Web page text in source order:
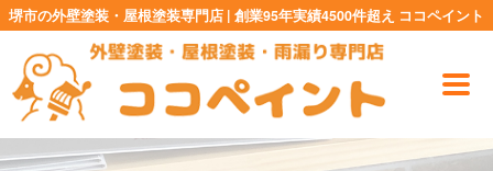
堺市の外壁塗装・屋根塗装専門店 | 創業95年実績4500件超え ココペイント